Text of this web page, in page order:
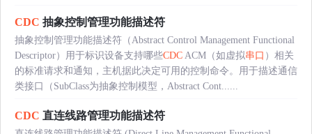
CDC 抽象控制管理功能描述符
抽象控制管理功能描述符（Abstract Control Management Functional
Descriptor）用于标识设备支持哪些CDC ACM（如虚拟串口 ）相关
的标准请求和通知，主机据此决定可用的控制命令。用于描述通信
类接口（SubClass为抽象控制模型，Abstract Cont......
CDC 直连线路管理功能描述符